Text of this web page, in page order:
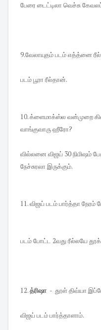
பேரை டைட்டிலா வெச்சு
9.வேலாயுதம் படம் எத்த்னை
படம் பூரா ரீல்தான்.
10. க்ளைமாக்ஸ்ல வன்முறை
வாங்குவாரு ஹீரோ?
வில்லனை விஜய் 30 நிமிஷம்
நேச்சுரலா இருக்கும்.
11. விஜய் படம் பார்த்தா நேரம்
படம் போட்ட 2வது ரீல்லயே
12.த்ரிஷா - தூள் திவ்யா
விஜய் படம் பார்த்தாளாம்.